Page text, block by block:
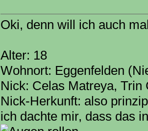
Oki, denn will ich auch
Alter: 18
Wohnort: Eggenfelden
Nick: Celas Matreya,
Nick-Herkunft: also
ich dachte mir, dass das